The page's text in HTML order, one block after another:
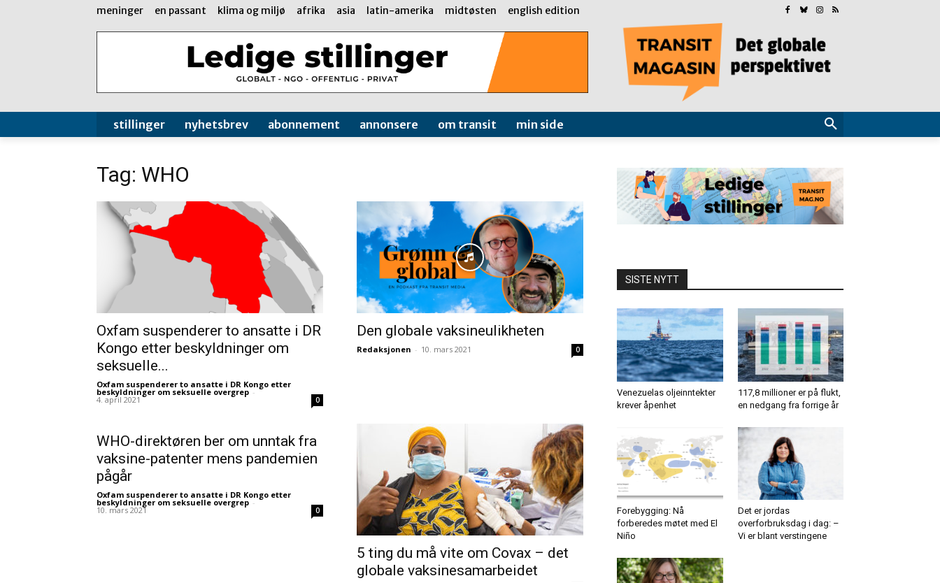
meninger en passant klima og miljø afrika asia latin-amerika midtøsten english edition
stillinger nyhetsbrev abonnement annonsere om transit min side
Tag: WHO
Oxfam suspenderer to ansatte i DR
Kongo etter beskyldninger om
seksuelle...
Oxfam suspenderer to ansatte i DR Kongo etter
beskyldninger om seksuelle overgrep -
4. april 2021 0
Den globale vaksineulikheten
Redaksjonen - 10. mars 2021 0
WHO-direktøren ber om unntak fra
vaksine-patenter mens pandemien
pågår
Oxfam suspenderer to ansatte i DR Kongo etter
beskyldninger om seksuelle overgrep -
10. mars 2021 0
5 ting du må vite om Covax – det
globale vaksinesamarbeidet
SISTE NYTT
Venezuelas oljeinntekter
krever åpenhet
117,8 millioner er på flukt,
en nedgang fra forrige år
Forebygging: Nå
forberedes møtet med El
Niño
Det er jordas
overforbruksdag i dag: –
Vi er blant verstingene